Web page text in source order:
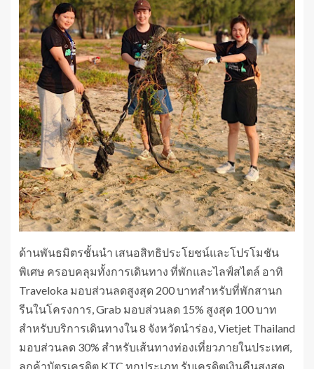
ด้านพันธมิตรชั้นนำ เสนอสิทธิประโยชน์และโปรโมชัน
พิเศษ ครอบคลุมทั้งการเดินทาง ที่พักและไลฟ์สไตล์ อาทิ
Traveloka มอบส่วนลดสูงสุด 200 บาทสำหรับที่พักสานก
รีนในโครงการ, Grab มอบส่วนลด 15% สูงสุด 100 บาท
สำหรับบริการเดินทางใน 8 จังหวัดนำร่อง, Vietjet Thailand
มอบส่วนลด 30% สำหรับเส้นทางท่องเที่ยวภายในประเทศ,
ลูกค้าบัตรเครดิต KTC ทุกประเภท รับเครดิตเงินคืนสูงสุด